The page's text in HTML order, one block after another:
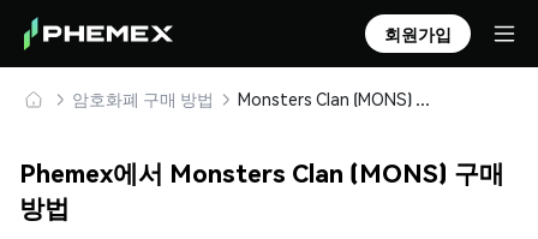
회원가입
암호화폐 구매 방법 Monsters Clan (MONS) 안전하게 구매 및 보관
Phemex에서 Monsters Clan (MONS) 구매
방법